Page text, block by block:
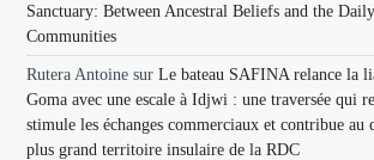
Sanctuary: Between Ancestral Beliefs and the
Communities
Rutera Antoine surLe bateau SAFINA relance la
Goma avec une escale à Idjwi : une traversée qui
stimule les échanges commerciaux et contribue au
plus grand territoire insulaire de la RDC